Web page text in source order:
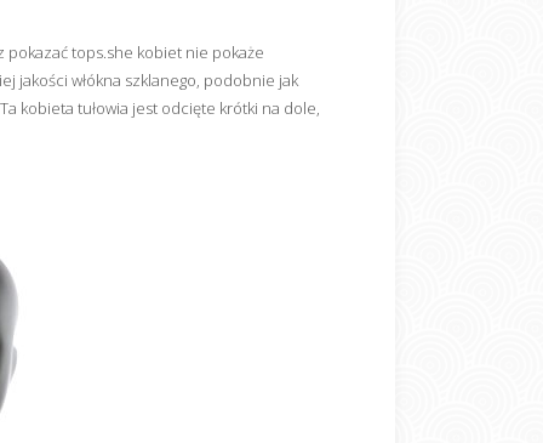
pokazać tops.she kobiet nie pokaże
jakości włókna szklanego, podobnie jak
kobieta tułowia jest odcięte krótki na dole,